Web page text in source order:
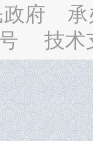
府 承
技术